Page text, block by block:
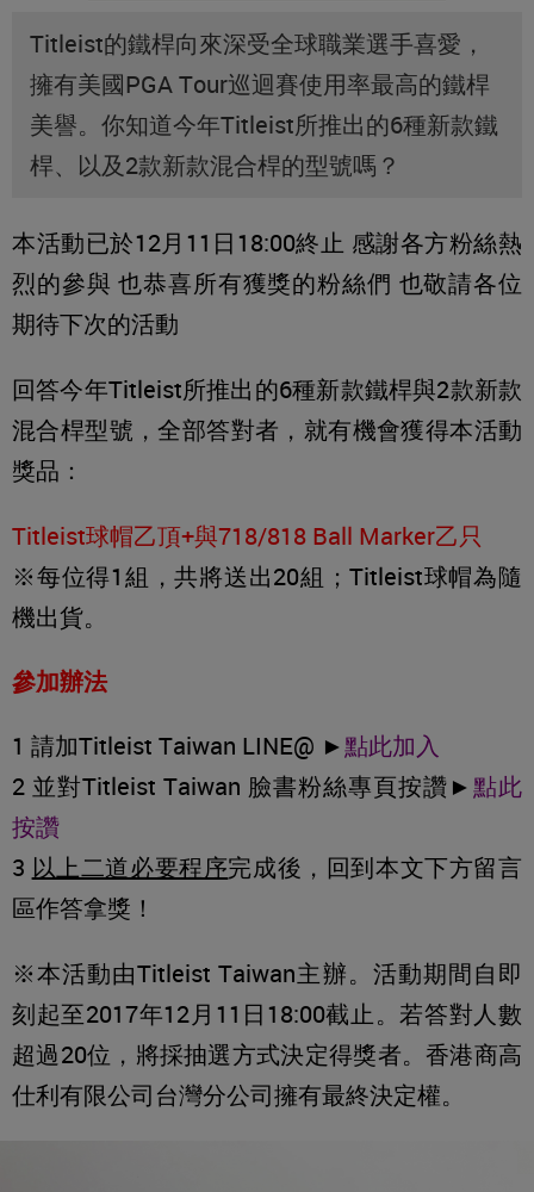
Titleist的鐵桿向來深受全球職業選手喜愛，
擁有美國PGA Tour巡迴賽使用率最高的鐵桿
美譽。你知道今年Titleist所推出的6種新款鐵
桿、以及2款新款混合桿的型號嗎？
本活動已於12月11日18:00終止 感謝各方粉絲熱
烈的參與 也恭喜所有獲獎的粉絲們 也敬請各位
期待下次的活動
回答今年Titleist所推出的6種新款鐵桿與2款新款
混合桿型號，全部答對者，就有機會獲得本活動
獎品：
Titleist球帽乙頂+與718/818 Ball Marker乙只
※每位得1組，共將送出20組；Titleist球帽為隨
機出貨。
參加辦法
1 請加Titleist Taiwan LINE@ ►點此加入
2 並對Titleist Taiwan 臉書粉絲專頁按讚►點此
按讚
3 以上二道必要程序完成後，回到本文下方留言
區作答拿獎！
※本活動由Titleist Taiwan主辦。活動期間自即
刻起至2017年12月11日18:00截止。若答對人數
超過20位，將採抽選方式決定得獎者。香港商高
仕利有限公司台灣分公司擁有最終決定權。